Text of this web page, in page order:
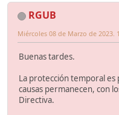
RGUB
Miércoles 08 de Marzo de 2023.
Buenas tardes.
La protección temporal
causas permanecen, con
Directiva.